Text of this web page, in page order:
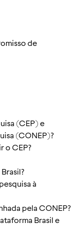
de
(CEP) e
(CONEP)?
o CEP?
à
pela CONEP?
Brasil e